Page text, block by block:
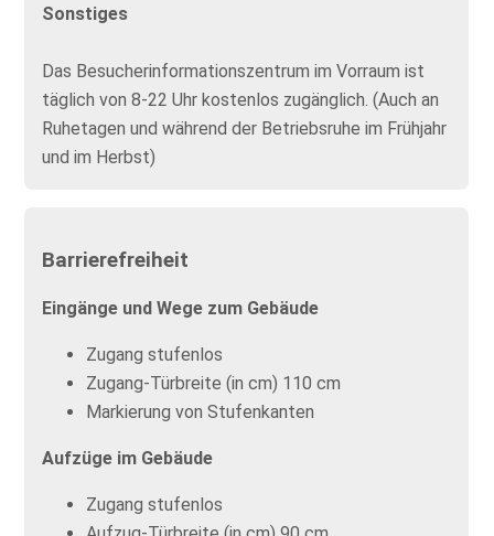
Sonstiges
Das Besucherinformationszentrum im Vorraum ist
täglich von 8-22 Uhr kostenlos zugänglich. (Auch an
Ruhetagen und während der Betriebsruhe im Frühjahr
und im Herbst)
Barrierefreiheit
Eingänge und Wege zum Gebäude
Zugang stufenlos
Zugang-Türbreite (in cm) 110 cm
Markierung von Stufenkanten
Aufzüge im Gebäude
Zugang stufenlos